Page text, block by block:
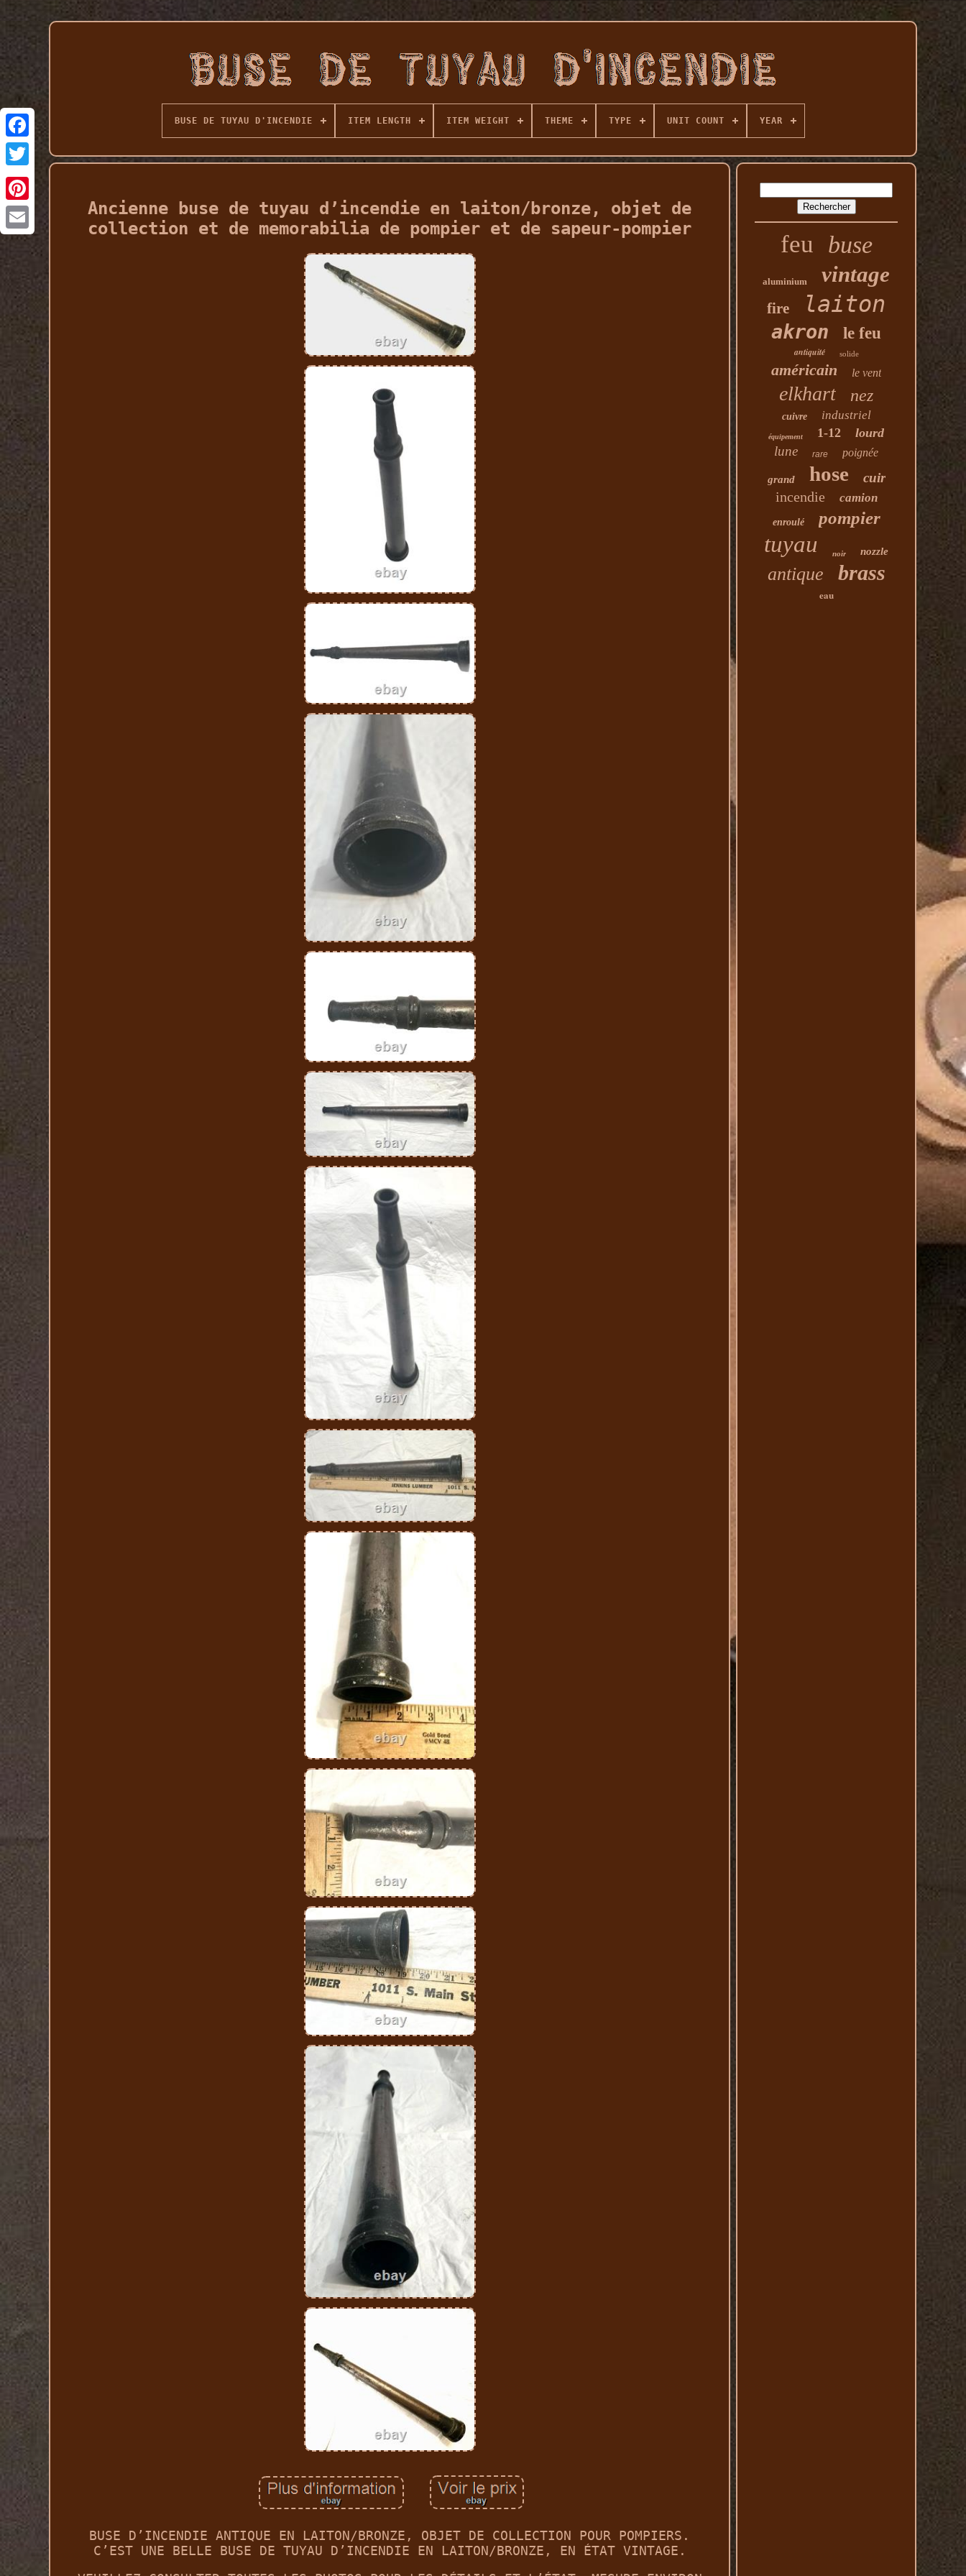
BUSE DE TUYAU D'INCENDIE ITEM LENGTH ITEM WEIGHT THEME TYPE UNIT COUNT YEAR
Ancienne buse de tuyau d’incendie en laiton/bronze, objet de
collection et de memorabilia de pompier et de sapeur-pompier
BUSE D’INCENDIE ANTIQUE EN LAITON/BRONZE, OBJET DE COLLECTION POUR POMPIERS.
C’EST UNE BELLE BUSE DE TUYAU D’INCENDIE EN LAITON/BRONZE, EN ÉTAT VINTAGE.
feu buse
aluminium vintage
fire laiton
akron le feu
antiquité solide
américain le vent
elkhart nez
cuivre industriel
équipement 1-12 lourd
lune rare poignée
grand hose cuir
incendie camion
enroulé pompier
tuyau noir nozzle
antique brass
eau